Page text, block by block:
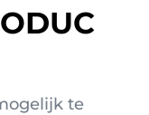
te